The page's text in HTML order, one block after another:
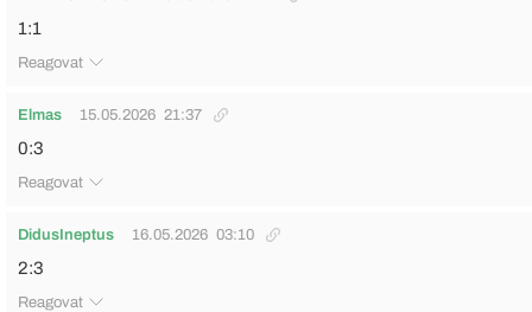
1:1
Reagovat
Elmas 15.05.2026 21:37
0:3
Reagovat
DidusIneptus 16.05.2026 03:10
2:3
Reagovat